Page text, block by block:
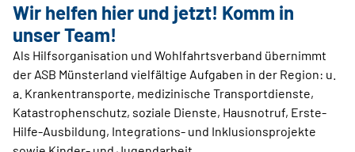
Wir helfen hier und jetzt! Komm in
unser Team!
Als Hilfsorganisation und Wohlfahrtsverband übernimmt
der ASB Münsterland vielfältige Aufgaben in der Region: u.
a. Krankentransporte, medizinische Transportdienste,
Katastrophenschutz, soziale Dienste, Hausnotruf, Erste-
Hilfe-Ausbildung, Integrations- und Inklusionsprojekte